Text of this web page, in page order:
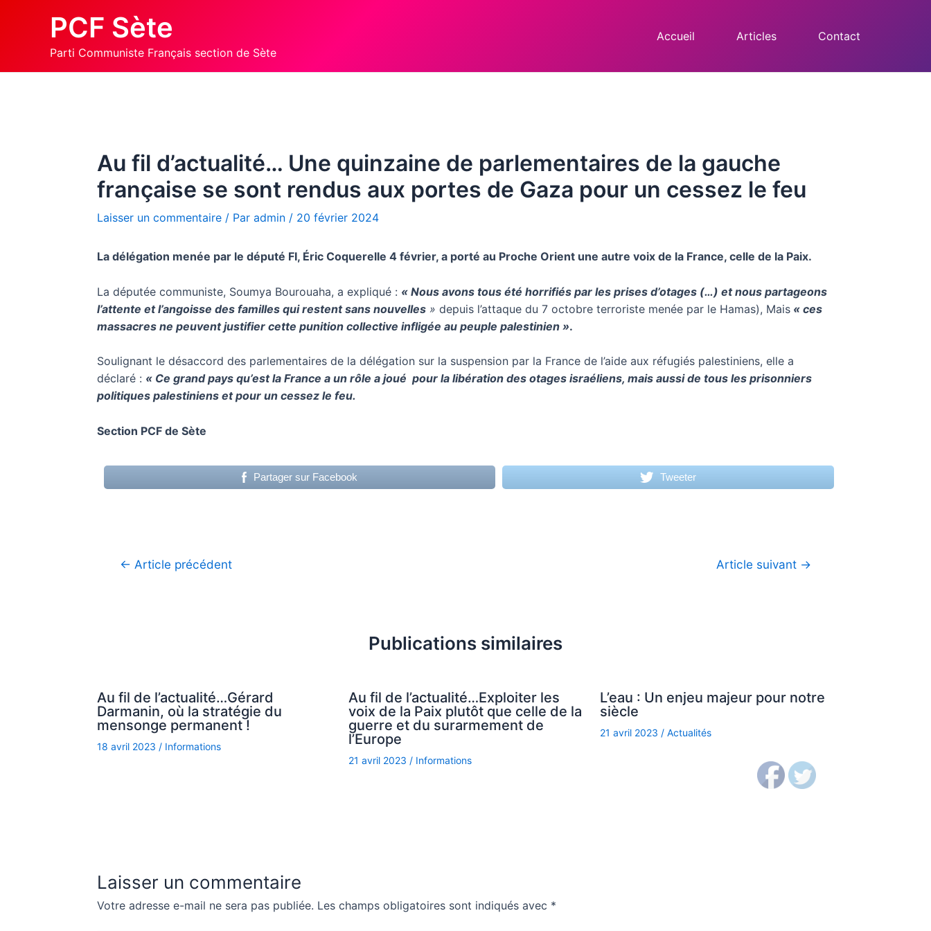
PCF Sète
Parti Communiste Français section de Sète
Accueil Articles Contact
Au fil d’actualité… Une quinzaine de parlementaires de la gauche
française se sont rendus aux portes de Gaza pour un cessez le feu
Laisser un commentaire / Par admin / 20 février 2024
La délégation menée par le député FI, Éric Coquerelle 4 février, a porté au Proche Orient une autre voix de la France, celle de la Paix.
La députée communiste, Soumya Bourouaha, a expliqué : « Nous avons tous été horrifiés par les prises d’otages (…) et nous partageons
l’attente et l’angoisse des familles qui restent sans nouvelles » depuis l’attaque du 7 octobre terroriste menée par le Hamas), Mais « ces
massacres ne peuvent justifier cette punition collective infligée au peuple palestinien ».
Soulignant le désaccord des parlementaires de la délégation sur la suspension par la France de l’aide aux réfugiés palestiniens, elle a
déclaré : « Ce grand pays qu’est la France a un rôle a joué pour la libération des otages israéliens, mais aussi de tous les prisonniers
politiques palestiniens et pour un cessez le feu.
Section PCF de Sète
Partager sur Facebook Tweeter
Navigation
← Article précédent Article suivant →
Publications similaires
Au fil de l’actualité…Gérard
Darmanin, où la stratégie du
mensonge permanent !
18 avril 2023 / Informations
Au fil de l’actualité…Exploiter les
voix de la Paix plutôt que celle de la
guerre et du surarmement de
l’Europe
21 avril 2023 / Informations
L’eau : Un enjeu majeur pour notre
siècle
21 avril 2023 / Actualités
Laisser un commentaire
Votre adresse e-mail ne sera pas publiée. Les champs obligatoires sont indiqués avec *